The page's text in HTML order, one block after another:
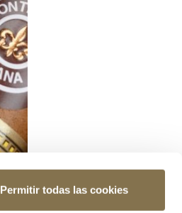
Permitir todas las cookies